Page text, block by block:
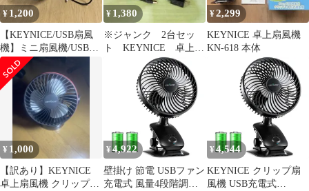
ライト付き 小型 車中泊
やキ c7726184
¥ 1,200
【KEYNICE/USB扇風
機】ミニ扇風機/USBフ
ァン
¥ 1,380
※ジャンク 2台セッ
ト KEYNICE 卓上扇
風機 USB接続 黒
色 ブラック
¥2,299
KEYNICE 卓上扇風機
KN-618 本体
¥ 1,000
【訳あり】KEYNICE
卓上扇風機 クリップ式
¥4,922
壁掛け 節電 USBファン
充電式 風量4段階調節
¥4,544
KEYNICE クリップ扇
風機 USB充電式